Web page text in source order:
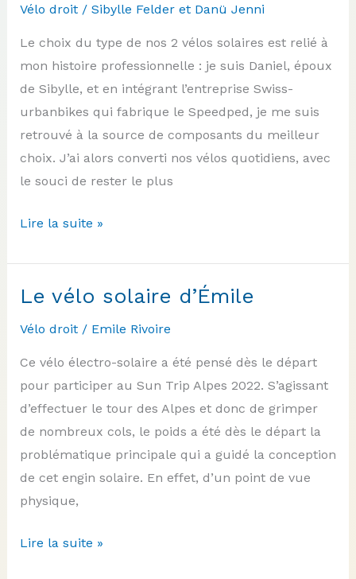
Vélo droit/ Sibylle Felder et Danü Jenni
Le choix du type de nos 2 vélos solaires est relié à
mon histoire professionnelle : je suis Daniel, époux
de Sibylle, et en intégrant l’entreprise Swiss-
urbanbikes qui fabrique le Speedped, je me suis
retrouvé à la source de composants du meilleur
choix. J’ai alors converti nos vélos quotidiens, avec
le souci de rester le plus
Les
solaires
de
et
Danü
Lire la suite »
Le vélo solaire d’Émile
Vélo droit/ Emile Rivoire
Ce vélo électro-solaire a été pensé dès le départ
pour participer au Sun Trip Alpes 2022. S’agissant
d’effectuer le tour des Alpes et donc de grimper
de nombreux cols, le poids a été dès le départ la
problématique principale qui a guidé la conception
de cet engin solaire. En effet, d’un point de vue
physique,
Le
Lire la suite »